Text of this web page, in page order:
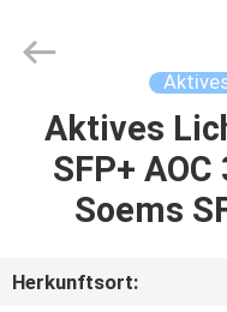
HAUSE
Co.,Ltd..
Aktives
SFP+
Soems
Herkunftsort: